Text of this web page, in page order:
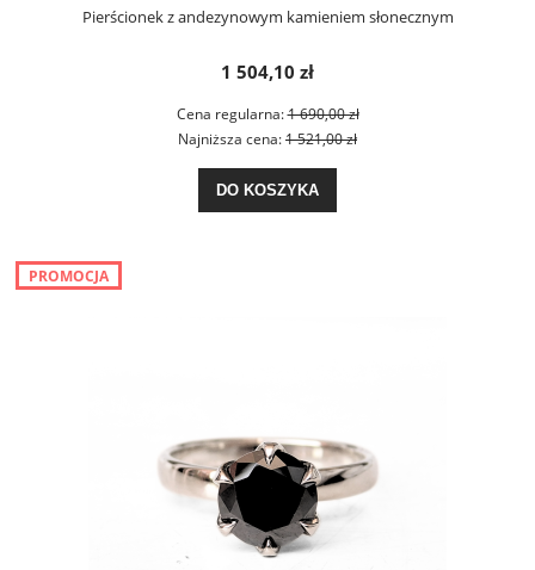
Pierścionek z andezynowym kamieniem słonecznym
1 504,10 zł
Cena regularna:1 690,00 zł
Najniższa cena:1 521,00 zł
DO KOSZYKA
PROMOCJA